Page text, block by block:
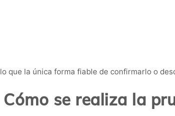
que la única forma fiable de confirmarlo o
Cómo se realiza la